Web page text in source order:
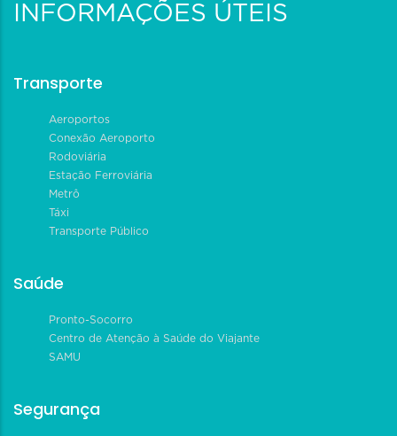
INFORMAÇÕES ÚTEIS
Transporte
Aeroportos
Conexão Aeroporto
Rodoviária
Estação Ferroviária
Metrô
Táxi
Transporte Público
Saúde
Pronto-Socorro
Centro de Atenção à Saúde do Viajante
SAMU
Segurança